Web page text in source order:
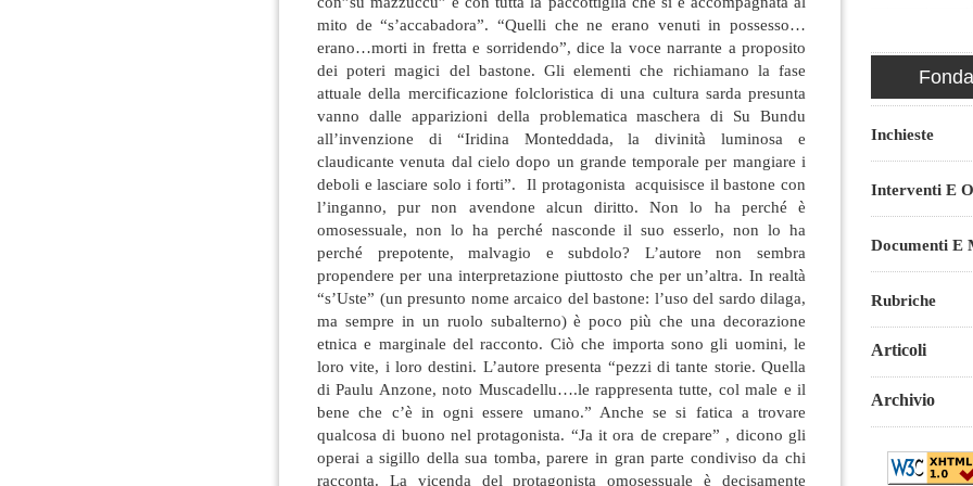
mito de “s’accabadora”. “Quelli che ne erano venuti in possesso…
erano…morti in fretta e sorridendo”, dice la voce narrante a proposito
dei poteri magici del bastone. Gli elementi che richiamano la fase
attuale della mercificazione folcloristica di una cultura sarda presunta
vanno dalle apparizioni della problematica maschera di Su Bundu
all’invenzione di “Iridina Monteddada, la divinità luminosa e
claudicante venuta dal cielo dopo un grande temporale per mangiare i
deboli e lasciare solo i forti”. Il protagonista acquisisce il bastone con
l’inganno, pur non avendone alcun diritto. Non lo ha perché è
omosessuale, non lo ha perché nasconde il suo esserlo, non lo ha
perché prepotente, malvagio e subdolo? L’autore non sembra
propendere per una interpretazione piuttosto che per un’altra. In realtà
“s’Uste” (un presunto nome arcaico del bastone: l’uso del sardo dilaga,
ma sempre in un ruolo subalterno) è poco più che una decorazione
etnica e marginale del racconto. Ciò che importa sono gli uomini, le
loro vite, i loro destini. L’autore presenta “pezzi di tante storie. Quella
di Paulu Anzone, noto Muscadellu….le rappresenta tutte, col male e il
bene che c’è in ogni essere umano.” Anche se si fatica a trovare
qualcosa di buono nel protagonista. “Ja it ora de crepare” , dicono gli
operai a sigillo della sua tomba, parere in gran parte condiviso da chi
racconta. La vicenda del protagonista omosessuale è decisamente
Inchieste
Interventi E
Documenti E
Rubriche
Articoli
Archivio